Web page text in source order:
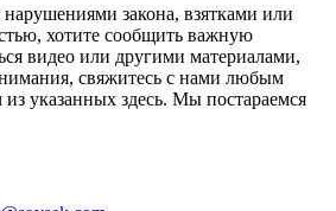
закона, взятками или
хотите сообщить важную
видео или другими материалами,
свяжитесь с нами любым
указанных здесь. Мы постараемся